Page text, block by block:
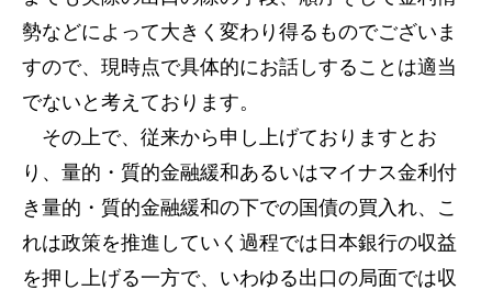
勢などによって大きく変わり得るものでございま
すので、現時点で具体的にお話しすることは適当
でないと考えております。
その上で、従来から申し上げておりますとお
り、量的・質的金融緩和あるいはマイナス金利付
き量的・質的金融緩和の下での国債の買入れ、こ
れは政策を推進していく過程では日本銀行の収益
を押し上げる一方で、いわゆる出口の局面では収